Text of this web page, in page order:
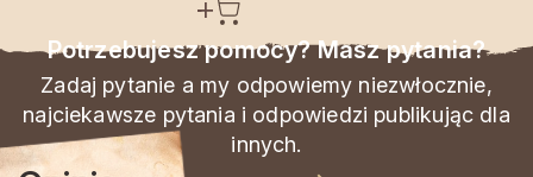
Potrzebujesz pomocy? Masz pytania?
Zadaj pytanie a my odpowiemy niezwłocznie,
najciekawsze pytania i odpowiedzi publikując dla
innych.